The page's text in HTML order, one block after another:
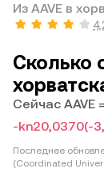
Из AAVE в
Сколько
Сейчас AAVE
-kn20,0370(-
Последнее
(Coordinated